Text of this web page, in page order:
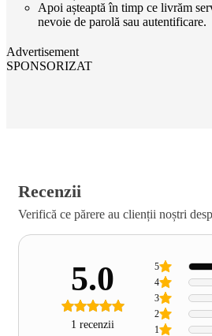
Apoi așteaptă în timp ce livrăm
nevoie de parolă sau autentificare.
Advertisement
SPONSORIZAT
Recenzii
Verifică ce părere au clienții noștri
5.0
1 recenzii 1
2
3
4
5